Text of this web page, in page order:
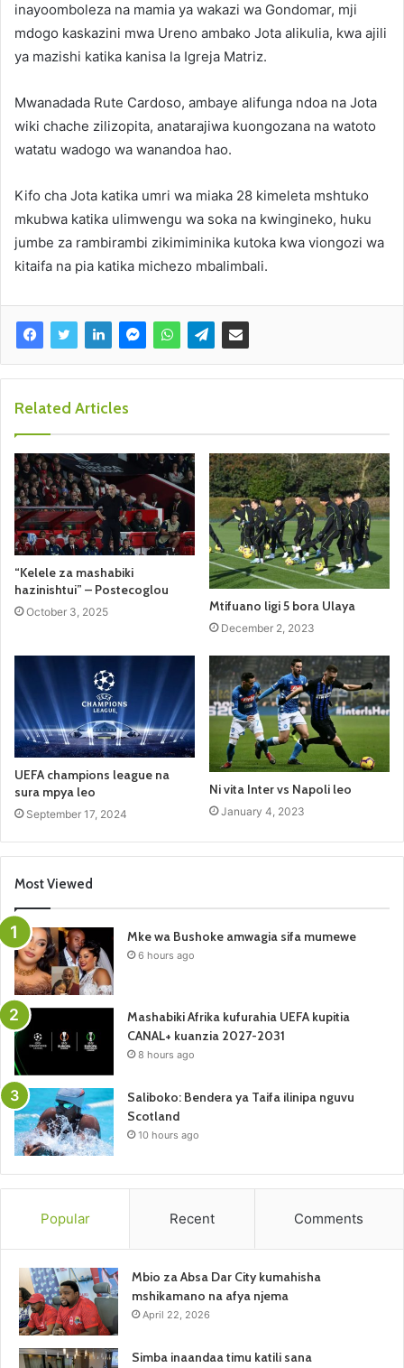
inayoomboleza na mamia ya wakazi wa Gondomar, mji
mdogo kaskazini mwa Ureno ambako Jota alikulia, kwa ajili
ya mazishi katika kanisa la Igreja Matriz.
Mwanadada Rute Cardoso, ambaye alifunga ndoa na Jota
wiki chache zilizopita, anatarajiwa kuongozana na watoto
watatu wadogo wa wanandoa hao.
Kifo cha Jota katika umri wa miaka 28 kimeleta mshtuko
mkubwa katika ulimwengu wa soka na kwingineko, huku
jumbe za rambirambi zikimiminika kutoka kwa viongozi wa
kitaifa na pia katika michezo mbalimbali.
Related Articles
“Kelele za mashabiki
hazinishtui” – Postecoglou
October 3, 2025 Mtifuano ligi 5 bora Ulaya
December 2, 2023
UEFA champions league na
sura mpya leo
September 17, 2024
Ni vita Inter vs Napoli leo
January 4, 2023
Most Viewed
Mke wa Bushoke amwagia sifa mumewe
6 hours ago
Mashabiki Afrika kufurahia UEFA kupitia
CANAL+ kuanzia 2027-2031
8 hours ago
Saliboko: Bendera ya Taifa ilinipa nguvu
Scotland
10 hours ago
Popular Recent Comments
Mbio za Absa Dar City kumahisha
mshikamano na afya njema
April 22, 2026
Simba inaandaa timu katili sana